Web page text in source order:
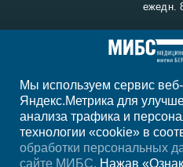
ежедн.
Мы в
Мы используем сервис
Яндекс.Метрика для
анализа трафика и
технологии «cookie» в
обработки персональных
сайте МИБС. Нажав